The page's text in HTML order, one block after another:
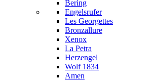
Bering
Engelsrufer
Les Georgettes
Bronzallure
Xenox
La Petra
Herzengel
Wolf 1834
Amen